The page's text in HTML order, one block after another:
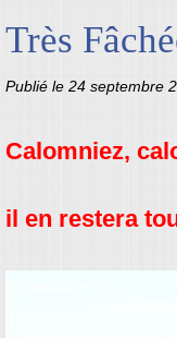
Très
Publié le 24 septembre
Calomniez,
il en restera